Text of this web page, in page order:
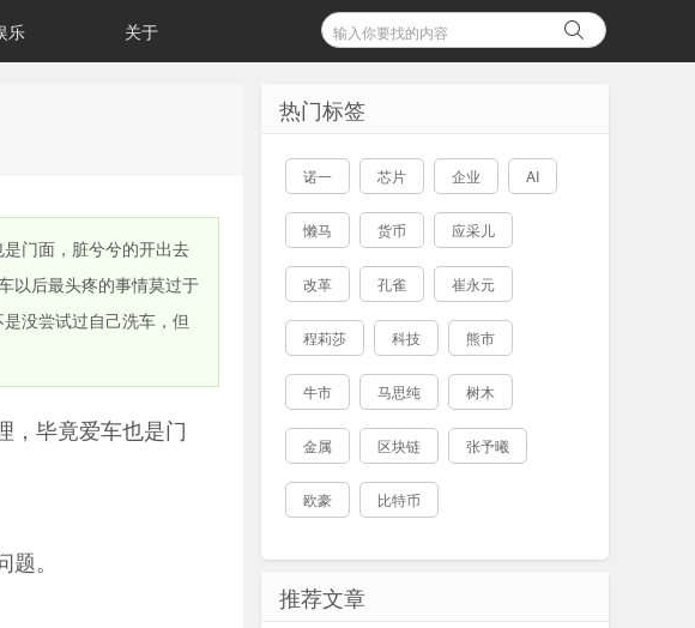
乐 关于
门面，脏兮兮的开出去
以后最头疼的事情莫过于
没尝试过自己洗车，但
，毕竟爱车也是门
。
热门标签
诺一 芯片 企业 AI
懒马 货币 应采儿
改革 孔雀 崔永元
程莉莎 科技 熊市
牛市 马思纯 树木
金属 区块链 张予曦
欧豪 比特币
推荐文章